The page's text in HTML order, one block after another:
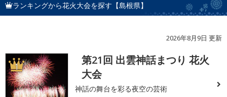
ランキングから花火大会を探す【島根県】
2026年8月9日 更新
1
第21回 出雲神話まつり 花火
大会
神話の舞台を彩る夜空の芸術